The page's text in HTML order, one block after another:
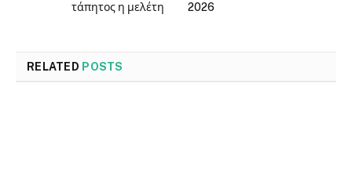
τάπητος η μελέτη
2026
RELATED POSTS